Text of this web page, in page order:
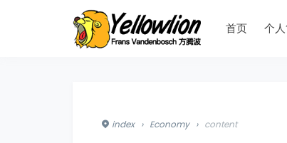
首页 个
index › Economy › content